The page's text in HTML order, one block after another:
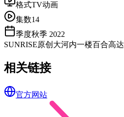
格式TV动画
集数14
季度秋季 2022
SUNRISE原创 大河内一楼百合高达
相关链接
官方网站